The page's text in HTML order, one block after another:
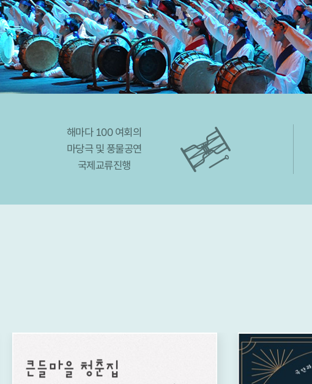
해마다 100 여회의
마당극 및 풍물공연
국제교류진행